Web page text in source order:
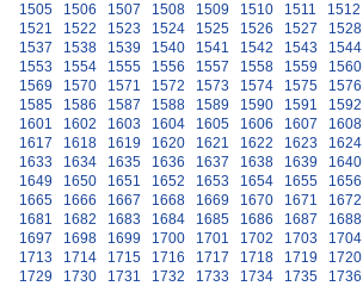
1505
1506 1507 1508 1509 1510 1511 1512
1521
1522 1523 1524 1525 1526 1527 1528
1537
1538 1539 1540 1541 1542 1543 1544
1553
1554 1555 1556 1557 1558 1559 1560
1569
1570 1571 1572 1573 1574 1575 1576
1585
1586 1587 1588 1589 1590 1591 1592
1601
1602 1603 1604 1605 1606 1607 1608
1617
1618 1619 1620 1621 1622 1623 1624
1633
1634 1635 1636 1637 1638 1639 1640
1649
1650 1651 1652 1653 1654 1655 1656
1665
1666 1667 1668 1669 1670 1671 1672
1681
1682 1683 1684 1685 1686 1687 1688
1697
1698 1699 1700 1701 1702 1703 1704
1713
1714 1715 1716 1717 1718 1719 1720
1729
1730 1731 1732 1733 1734 1735 1736